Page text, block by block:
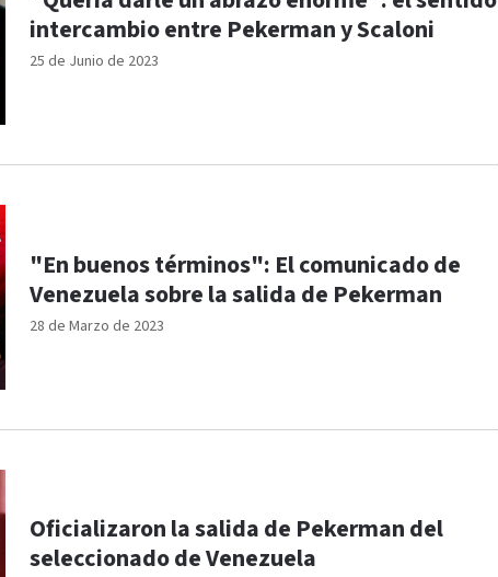
25 de Junio de 2023
intercambio entre Pekerman y Scaloni
28 de Marzo de 2023
"En buenos términos": El comunicado de
Venezuela sobre la salida de Pekerman
Oficializaron la salida de Pekerman del
seleccionado de Venezuela